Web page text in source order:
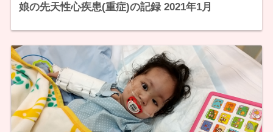
娘の先天性心疾患(重症)の記録 2021年1月